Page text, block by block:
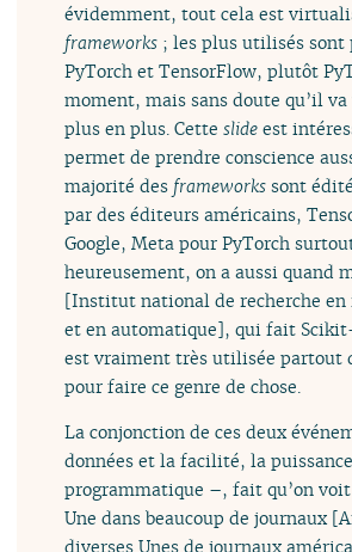
évidemment, tout cela est
frameworks ; les plus utilisés
PyTorch et TensorFlow, plutôt
moment, mais sans doute qu’il va
plus en plus. Cetteslide est
permet de prendre conscience
majorité des frameworks sont
par des éditeurs américains,
Google, Meta pour PyTorch
heureusement, on a aussi quand
[Institut national de recherche
et en automatique], qui fait
est vraiment très utilisée partout
pour faire ce genre de chose.
La conjonction de ces deux
données et la facilité, la puissance
programmatique –, fait qu’on voit
Une dans beaucoup de journaux
diverses Unes de journaux